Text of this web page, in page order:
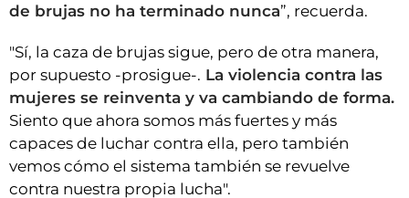
de brujas no ha terminado nunca”, recuerda.
"Sí, la caza de brujas sigue, pero de otra manera,
por supuesto -prosigue-. La violencia contra las
mujeres se reinventa y va cambiando de forma.
Siento que ahora somos más fuertes y más
capaces de luchar contra ella, pero también
vemos cómo el sistema también se revuelve
contra nuestra propia lucha".